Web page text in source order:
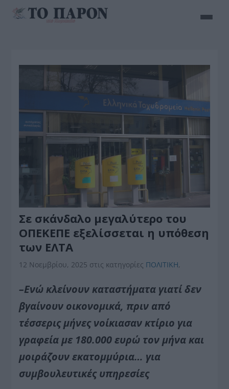
Σε σκάνδαλο μεγαλύτερο του
ΟΠΕΚΕΠΕ εξελίσσεται η υπόθεση
των ΕΛΤΑ
12 Νοεμβρίου, 2025 στις κατηγορίες ΠΟΛΙΤΙΚΗ,
–Ενώ κλείνουν καταστήματα γιατί δεν
βγαίνουν οικονομικά, πριν από
τέσσερις μήνες νοίκιασαν κτίριο για
γραφεία με 180.000 ευρώ τον μήνα και
μοιράζουν εκατομμύρια… για
συμβουλευτικές υπηρεσίες